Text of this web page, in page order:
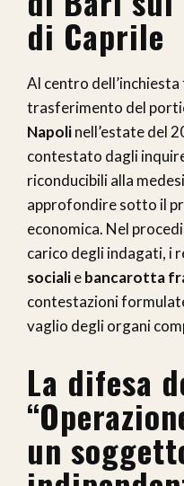
di Caprile
Al centro
trasferimento del
Napolinell’estate del
contestato dagli
riconducibili alla
approfondire sotto il
economica. Nel
carico degli indagati, i
socialiebancarotta
contestazioni
vaglio degli organi
La difesa
un